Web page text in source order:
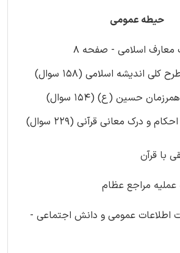
حیطه عمومی
معارف اسلامی - صفحه 8
با قرآن
عملیه مراجع عظام
اطلاعات عمومی و دانش اجتماعی -